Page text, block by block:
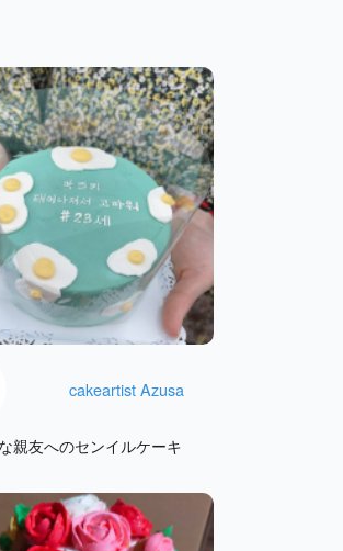
cakeartist Azusa
親友へのセンイルケーキ